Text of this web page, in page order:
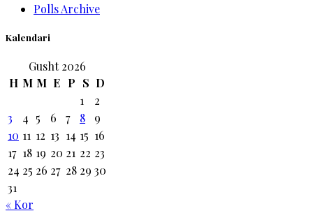
Polls Archive
Kalendari
Gusht 2026
H M M E P S D
1
2
3
4 5 6 7 8
9
10 11 12 13 14 15 16
17 18 19 20 21 22 23
24 25 26 27 28 29 30
31
« Kor